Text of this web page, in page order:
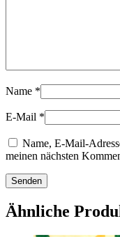
Name *
E-Mail *
Name, E-Mail-
meinen nächsten
Ähnliche